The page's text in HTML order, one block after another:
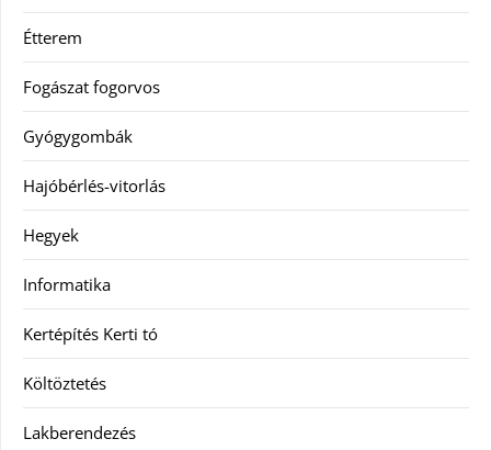
Étterem
Fogászat fogorvos
Gyógygombák
Hajóbérlés-vitorlás
Hegyek
Informatika
Kertépítés Kerti tó
Költöztetés
Lakberendezés